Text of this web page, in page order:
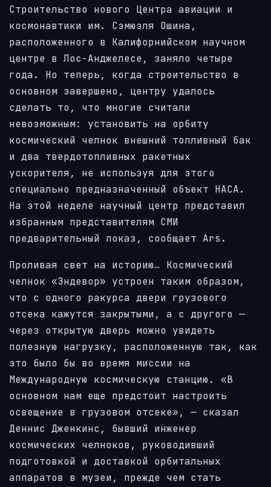
Строительство нового Центра авиации и
космонавтики им. Сэмюэля Ошина,
расположенного в Калифорнийском научном
центре в Лос-Анджелесе, заняло четыре
года. Но теперь, когда строительство в
основном завершено, центру удалось
сделать то, что многие считали
невозможным: установить на орбиту
космический челнок внешний топливный бак
и два твердотопливных ракетных
ускорителя, не используя для этого
специально предназначенный объект НАСА.
На этой неделе научный центр представил
избранным представителям СМИ
предварительный показ, сообщает Ars.
Проливая свет на историю… Космический
челнок «Эндевор» устроен таким образом,
что с одного ракурса двери грузового
отсека кажутся закрытыми, а с другого —
через открытую дверь можно увидеть
полезную нагрузку, расположенную так, как
это было бы во время миссии на
Международную космическую станцию. «В
основном нам еще предстоит настроить
освещение в грузовом отсеке», — сказал
Деннис Дженкинс, бывший инженер
космических челноков, руководивший
подготовкой и доставкой орбитальных
аппаратов в музеи, прежде чем стать